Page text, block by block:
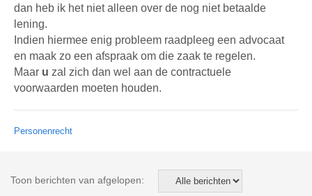
dan heb ik het niet alleen over de nog niet betaalde
lening.
Indien hiermee enig probleem raadpleeg een advocaat
en maak zo een afspraak om die zaak te regelen.
Maar u zal zich dan wel aan de contractuele
voorwaarden moeten houden.
Personenrecht
Toon berichten van afgelopen: